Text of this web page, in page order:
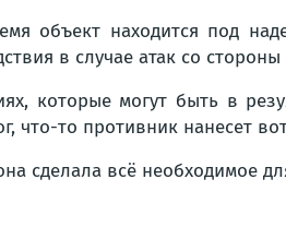
объект находится под
в случае атак со
которые могут быть в
что-то противник нанесет
сделала всё необходимое